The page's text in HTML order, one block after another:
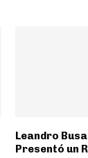
Leandro
Presentó un